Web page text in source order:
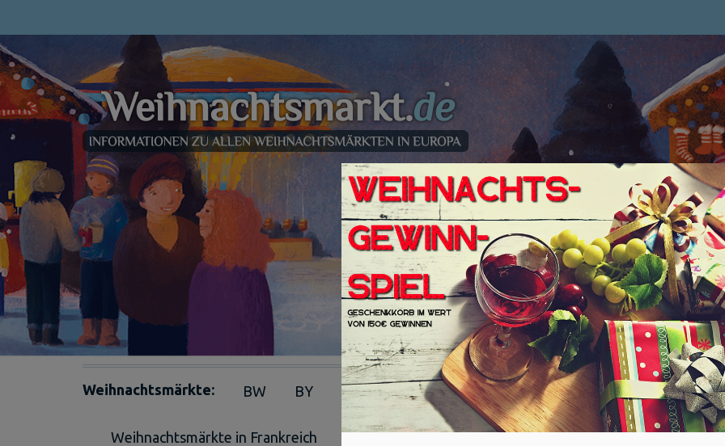
Weihnachtsmärkte: BW BY BE BB HB HH HE MV NI NW
Weihnachtsmärkte in Frankreich Weihnachtsmärkte in Österreich Öffnungszeiten